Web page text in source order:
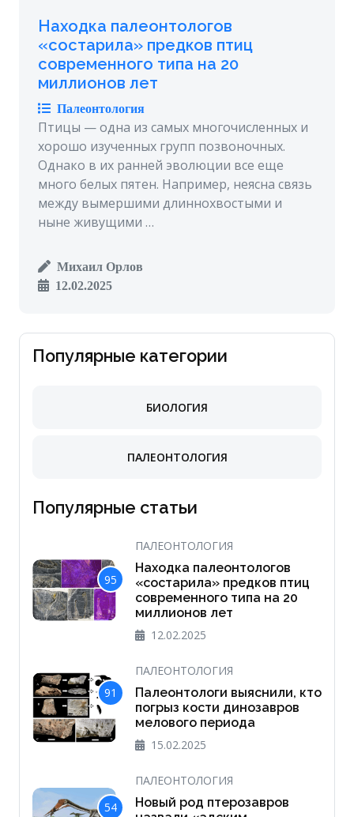
Находка палеонтологов
«состарила» предков птиц
современного типа на 20
миллионов лет
Палеонтология
Птицы — одна из самых многочисленных и
хорошо изученных групп позвоночных.
Однако в их ранней эволюции все еще
много белых пятен. Например, неясна связь
между вымершими длиннохвостыми и
ныне живущими …
Михаил Орлов
12.02.2025
Популярные категории
БИОЛОГИЯ
ПАЛЕОНТОЛОГИЯ
Популярные статьи
95
ПАЛЕОНТОЛОГИЯ
Находка палеонтологов
«состарила» предков птиц
современного типа на 20
миллионов лет
12.02.2025
91
ПАЛЕОНТОЛОГИЯ
Палеонтологи выяснили, кто
погрыз кости динозавров
мелового периода
15.02.2025
54
ПАЛЕОНТОЛОГИЯ
Новый род птерозавров